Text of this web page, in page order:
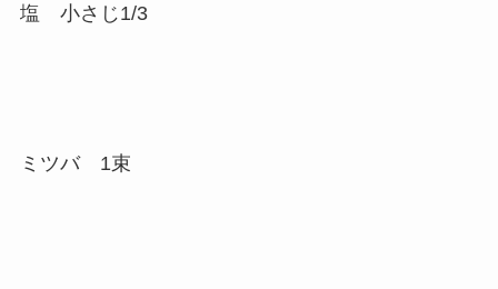
塩 小さじ1/3
ミツバ 1束